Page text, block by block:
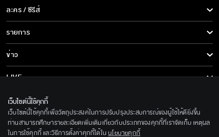
ละคร / ซีรีส์
ละคร/ซีรีส์
ซีรีส์นานาชาติ
การ์ตูน & เกม
รายการ
รายการทั้งหมด
ข่าว
ข่าวทั้งหมด
ข่าวประชาสัมพันธ์
LIVE
เกี่ยวกับเรา
BEC World
รู้จักเรา
ติดตามเราได้ที่
เว็บไซต์นี้ใช้คุกกี้
เว็บไซต์นี้ใช้คุกกี้เพื่อวัตถุประสงค์ในการปรับปรุงประสบการณ์ของผู้ใช้ให้ดียิ่งขึ้น
ท่านสามารถศึกษารายละเอียดเพิ่มเติมเกี่ยวกับประเภทของคุกกี้ที่เราจัดเก็บ เหตุผล
ในการใช้คุกกี้ และวิธีการตั้งค่าคุกกี้ได้ใน นโยบายคุกกี้